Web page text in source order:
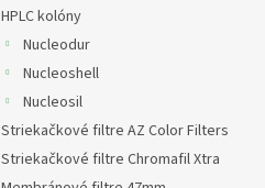
HPLC kolóny
Nucleodur
Nucleoshell
Nucleosil
Striekačkové filtre AZ Color Filters
Striekačkové filtre Chromafil Xtra